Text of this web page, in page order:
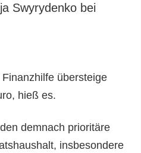
Swyrydenko bei
übersteige
hieß es.
demnach prioritäre
insbesondere